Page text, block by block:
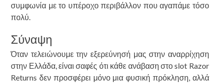
συμφωνία με το υπέροχο περιβάλλον που αγαπάμε τόσο
πολύ.
Σύναψη
Όταν τελειώνουμε την εξερεύνησή μας στην αναρρίχηση
στην Ελλάδα, είναι σαφές ότι κάθε ανάβαση στο slot Razor
Returns δεν προσφέρει μόνο μια φυσική πρόκληση, αλλά